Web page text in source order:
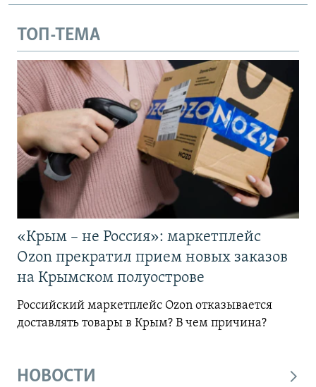
ТОП-ТЕМА
«Крым – не Россия»: маркетплейс
Ozon прекратил прием новых заказов
на Крымском полуострове
Российский маркетплейс Ozon отказывается
доставлять товары в Крым? В чем причина?
НОВОСТИ